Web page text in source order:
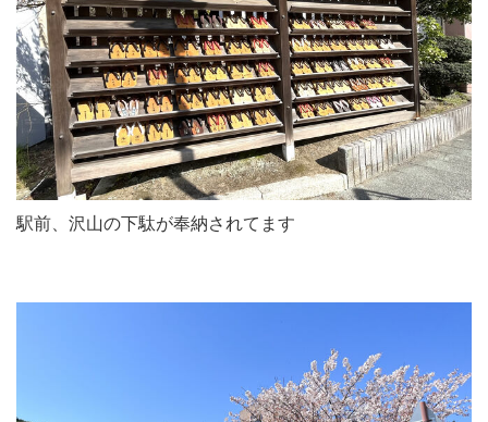
駅前、沢山の下駄が奉納されてます